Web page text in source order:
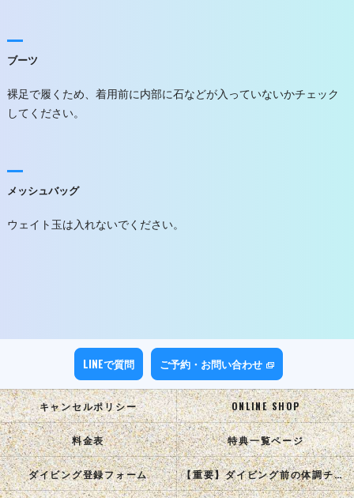
ブーツ
裸足で履くため、着用前に内部に石などが入っていないかチェック
してください。
メッシュバッグ
ウェイト玉は入れないでください。
LINEで質問 ご予約・お問い合わせ
キャンセルポリシー ONLINE SHOP
料金表 特典一覧ページ
ダイビング登録フォーム 【重要】ダイビング前の体調チェック